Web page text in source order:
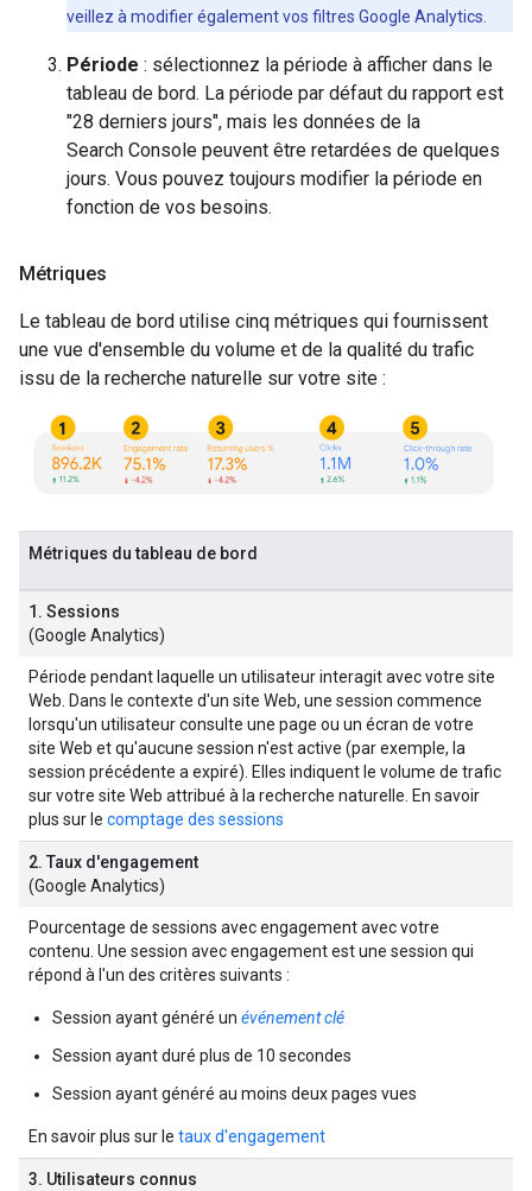
veillez à modifier également vos filtres Google Analytics.
Période : sélectionnez la période à afficher dans le
tableau de bord. La période par défaut du rapport est
"28 derniers jours", mais les données de la
Search Console peuvent être retardées de quelques
jours. Vous pouvez toujours modifier la période en
fonction de vos besoins.
Métriques
Le tableau de bord utilise cinq métriques qui fournissent
une vue d'ensemble du volume et de la qualité du trafic
issu de la recherche naturelle sur votre site :
Métriques du tableau de bord
1. Sessions
(Google Analytics)
Période pendant laquelle un utilisateur interagit avec votre site
Web. Dans le contexte d'un site Web, une session commence
lorsqu'un utilisateur consulte une page ou un écran de votre
site Web et qu'aucune session n'est active (par exemple, la
session précédente a expiré). Elles indiquent le volume de trafic
sur votre site Web attribué à la recherche naturelle. En savoir
plus sur le comptage des sessions
2. Taux d'engagement
(Google Analytics)
Pourcentage de sessions avec engagement avec votre
contenu. Une session avec engagement est une session qui
répond à l'un des critères suivants :
Session ayant généré un événement clé
Session ayant duré plus de 10 secondes
Session ayant généré au moins deux pages vues
En savoir plus sur le taux d'engagement
3. Utilisateurs connus